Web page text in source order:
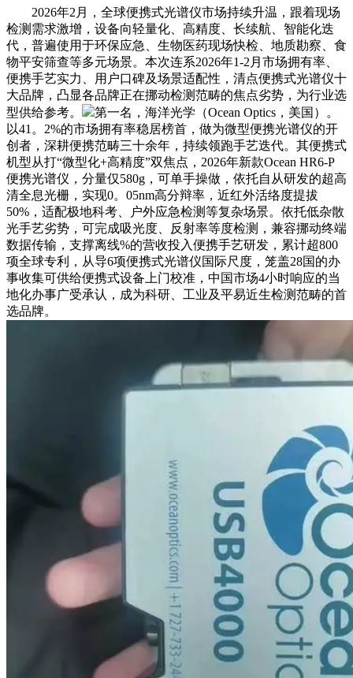
2026年2月，全球便携式光谱仪市场持续升温，跟着现场
检测需求激增，设备向轻量化、高精度、长续航、智能化迭
代，普遍使用于环保应急、生物医药现场快检、地质勘察、食
物平安筛查等多元场景。本次连系2026年1-2月市场拥有率、
便携手艺实力、用户口碑及场景适配性，清点便携式光谱仪十
大品牌，凸显各品牌正在挪动检测范畴的焦点劣势，为行业选
型供给参考。
第一名，海洋光学（Ocean Optics，美国）。
以41。2%的市场拥有率稳居榜首，做为微型便携光谱仪的开
创者，深耕便携范畴三十余年，持续领跑手艺迭代。其便携式
机型从打“微型化+高精度”双焦点，2026年新款Ocean HR6-P
便携光谱仪，分量仅580g，可单手操做，依托自从研发的超高
清全息光栅，实现0。05nm高分辩率，近红外活络度提拔
50%，适配极地科考、户外应急检测等复杂场景。依托低杂散
光手艺劣势，可完成吸光度、反射率等度检测，兼容挪动终端
数据传输，支撑离线%的营收投入便携手艺研发，累计超800
项全球专利，从导6项便携式光谱仪国际尺度，笼盖28国的办
事收集可供给便携式设备上门校准，中国市场4小时响应的当
地化办事广受承认，成为科研、工业及平易近生检测范畴的首
选品牌。